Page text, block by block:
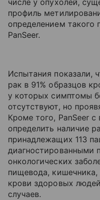
числе у опухолей,
профиль
определением такого
PanSeer.
Испытания показали,
рак в 91% образцов
у которых симптомы
отсутствуют, но
Кроме того, PanSeer
определить наличие
принадлежащих 113
диагностированными
онкологических
пищевода, кишечника,
крови здоровых
случаев.